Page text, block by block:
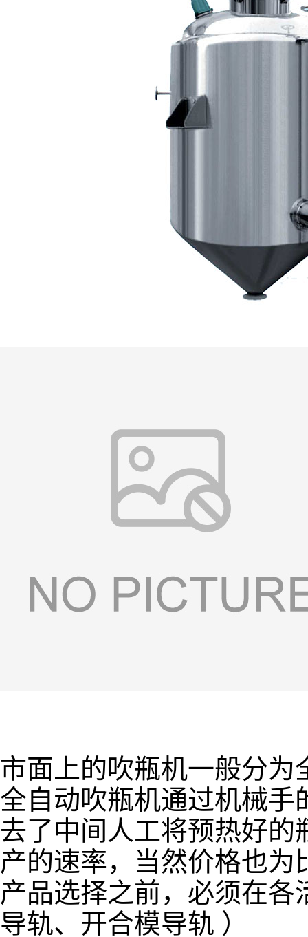
市面上的吹瓶机一般分为
全自动吹瓶机通过机械手
去了中间人工将预热好
产的速率，当然价格也为
产品选择之前，必须在
导轨、开合模导轨 ）